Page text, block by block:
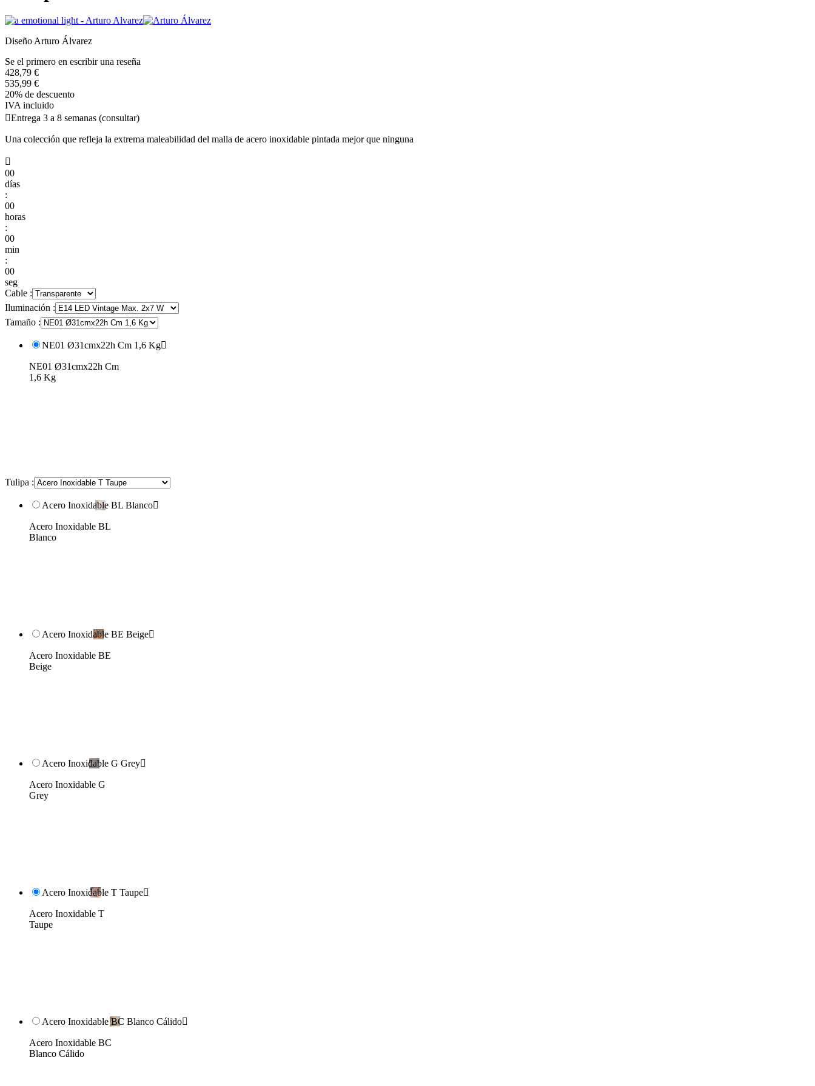
Diseño Arturo Álvarez
Se el primero en escribir una reseña
428,79 €
535,99 €
20% de descuento
IVA incluido
Entrega 3 a 8 semanas (consultar)
Una colección que refleja la extrema maleabilidad del malla de acero inoxidable pintada mejor que ninguna

00
días
:
00
horas
:
00
min
:
00
seg
Cable :
Iluminación :
Tamaño :
NE01 Ø31cmx22h Cm 1,6 Kg
NE01 Ø31cmx22h Cm
1,6 Kg
Tulipa :
Acero Inoxidable BL Blanco
Acero Inoxidable BL
Blanco
Acero Inoxidable BE Beige
Acero Inoxidable BE
Beige
Acero Inoxidable G Grey
Acero Inoxidable G
Grey
Acero Inoxidable T Taupe
Acero Inoxidable T
Taupe
Acero Inoxidable BC Blanco Cálido
Acero Inoxidable BC
Blanco Cálido